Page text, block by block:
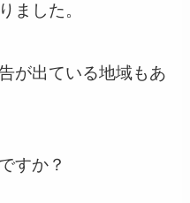
ました。
が出ている地域もあ
すか？